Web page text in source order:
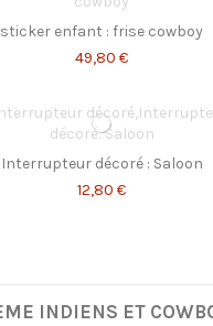
sticker enfant : frise cowboy
49,80 €
Interrupteur décoré : Saloon
12,80 €
INDIENS ET